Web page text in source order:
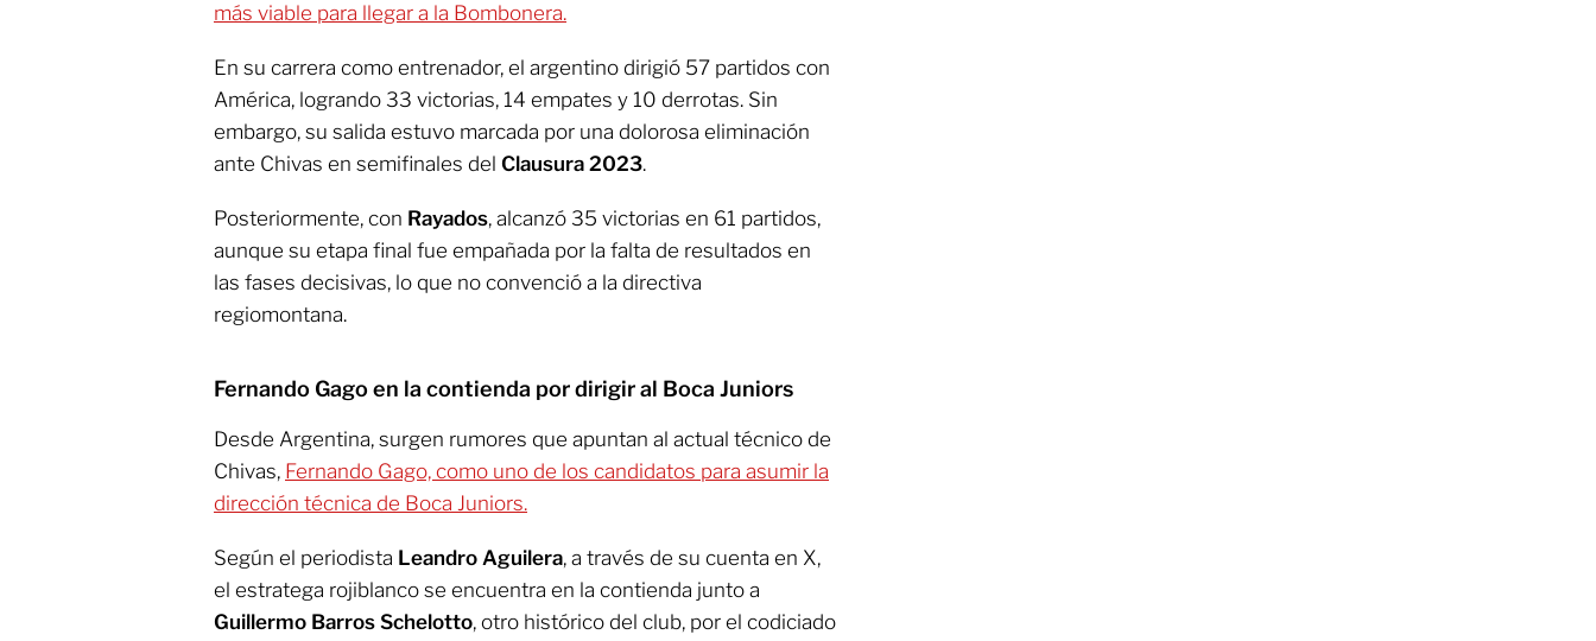
más viable para llegar a la Bombonera.
En su carrera como entrenador, el argentino dirigió 57 partidos con
América, logrando 33 victorias, 14 empates y 10 derrotas. Sin
embargo, su salida estuvo marcada por una dolorosa eliminación
ante Chivas en semifinales del Clausura 2023.
Posteriormente, con Rayados, alcanzó 35 victorias en 61 partidos,
aunque su etapa final fue empañada por la falta de resultados en
las fases decisivas, lo que no convenció a la directiva
regiomontana.
Fernando Gago en la contienda por dirigir al Boca Juniors
Desde Argentina, surgen rumores que apuntan al actual técnico de
Chivas, Fernando Gago, como uno de los candidatos para asumir la
dirección técnica de Boca Juniors.
Según el periodista Leandro Aguilera, a través de su cuenta en X,
el estratega rojiblanco se encuentra en la contienda junto a
Guillermo Barros Schelotto, otro histórico del club, por el codiciado